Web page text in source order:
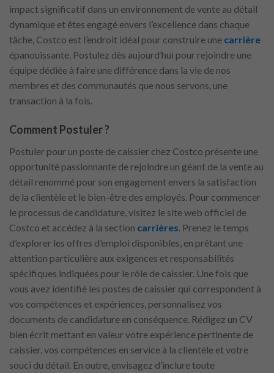
impact significatif dans un environnement de vente au détail
dynamique et êtes engagé envers l’excellence dans chaque
tâche, Costco est l’endroit idéal pour construire une carrière
épanouissante. Postulez dès aujourd’hui pour rejoindre une
équipe dédiée à faire une différence dans la vie de nos
membres et des communautés que nous servons, une
transaction à la fois.
Comment Postuler ?
Postuler pour un poste de caissier chez Costco présente une
opportunité passionnante de rejoindre un géant de la vente au
détail renommé pour son engagement envers la satisfaction
de la clientèle et le bien-être des employés. Pour commencer
le processus de candidature, visitez le site web officiel de
Costco et accédez à la section carrières . Prenez le temps
d’explorer les offres d’emploi disponibles, en prêtant une
attention particulière aux exigences et responsabilités
spécifiques indiquées pour le rôle de caissier. Une fois que
vous avez identifié les postes de caissier qui correspondent à
vos compétences et expériences, personnalisez vos
documents de candidature en conséquence. Rédigez un CV
bien écrit mettant en valeur votre expérience pertinente de
caissier, vos compétences en service à la clientèle et votre
souci du détail. En outre, envisagez d’inclure toute